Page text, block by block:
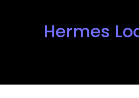
Hermes